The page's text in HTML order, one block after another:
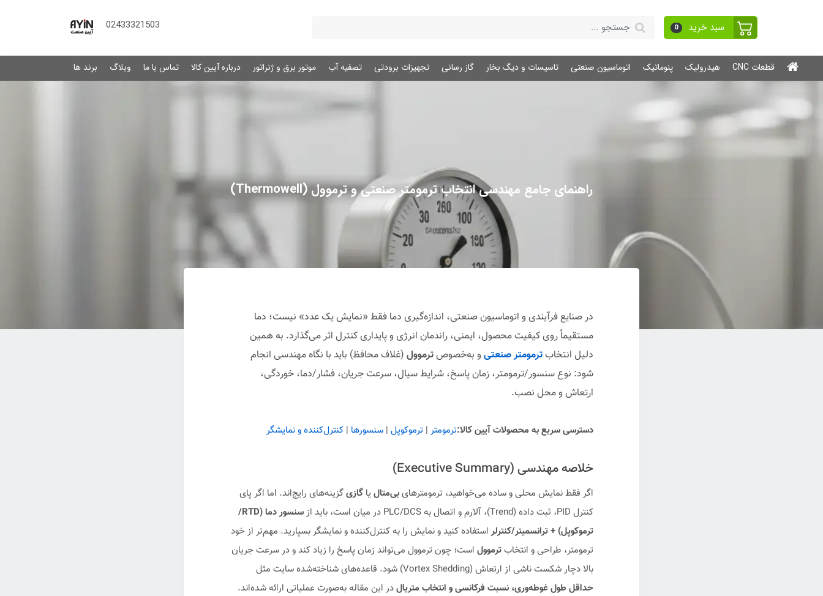
سبد خرید 0
02433321503
قطعات CNC هیدرولیک پنوماتیک اتوماسیون صنعتی تاسیسات و دیگ بخار گاز رسانی تجهیزات برودتی تصفیه آب موتور برق و ژنراتور درباره آیین کالا تماس با ما وبلاگ برند ها
راهنمای جامع مهندسی انتخاب ترمومتر صنعتی و ترموول (Thermowell)
در صنایع فرآیندی و اتوماسیون صنعتی، اندازه‌گیری دما فقط «نمایش یک عدد» نیست؛ دما
مستقیماً روی کیفیت محصول، ایمنی، راندمان انرژی و پایداری کنترل اثر می‌گذارد. به همین
دلیل انتخابترمومتر صنعتی و به‌خصوصترموول (غلاف محافظ) باید با نگاه مهندسی انجام
شود: نوع سنسور/ترمومتر، زمان پاسخ، شرایط سیال، سرعت جریان، فشار/دما، خوردگی،
ارتعاش و محل نصب.
دسترسی سریع به محصولات آیین کالا:ترمومتر |ترموکوپل |سنسورها |کنترل‌کننده و نمایشگر
خلاصه مهندسی (Executive Summary)
اگر فقط نمایش محلی و ساده می‌خواهید، ترمومترهایبی‌متال یاگازیگزینه‌های رایج‌اند. اما اگر پای
کنترل PID، ثبت داده (Trend)، آلارم و اتصال به PLC/DCS در میان است، باید از
سنسور دما (RTD/
ترموکوپل) + ترانسمیتر/کنترلراستفاده کنید و نمایش را به کنترل‌کننده و نمایشگر بسپارید. مهم‌تر از خود
ترمومتر، طراحی و انتخابترموول است؛ چون ترموول می‌تواند زمان پاسخ را زیاد کند و در سرعت جریان
بالا دچار شکست ناشی از ارتعاش (Vortex Shedding) شود. قاعده‌های شناخته‌شده سایت مثل
حداقل طول غوطه‌وری، نسبت فرکانسی و انتخاب متریالدر این مقاله به‌صورت عملیاتی ارائه شده‌اند.